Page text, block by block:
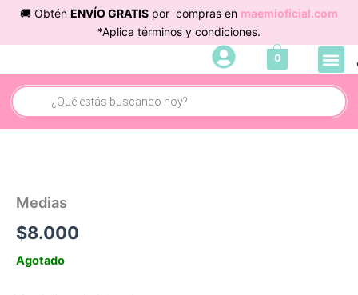
contenido
🚚 Obtén ENVÍO GRATIS por compras en maemioficial.com
*Aplica términos y condiciones.
0
Búsqueda
de
productos
Medias
$8.000
Agotado